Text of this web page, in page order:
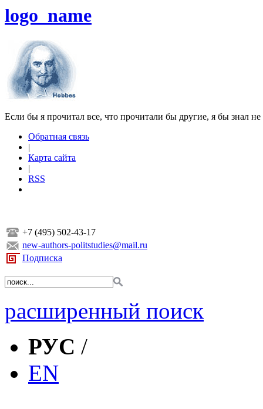
logo_name
Если бы я прочитал все, что прочитали бы другие, я бы знал
Обратная связь
|
Карта сайта
|
RSS
+7 (495) 502-43-17
new-authors-politstudies@mail.ru
Подписка
расширенный поиск
РУС /
EN